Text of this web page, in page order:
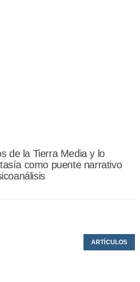
de la Tierra Media y lo
como puente narrativo
ARTÍCULOS